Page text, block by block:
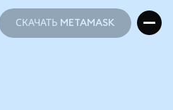
СКАЧАТЬ METAMASK